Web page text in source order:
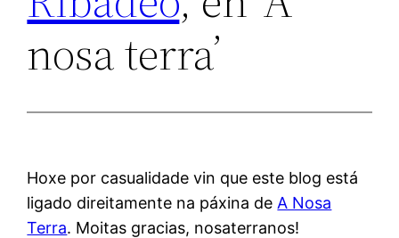
nosa terra’
Hoxe por casualidade vin que este blog está
ligado direitamente na páxina de A Nosa
Terra. Moitas gracias, nosaterranos!